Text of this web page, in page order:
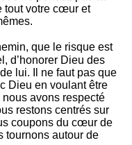
tout votre cœur et
que le risque est
d’honorer Dieu des
lui. Il ne faut pas que
Dieu en voulant être
avons respecté
restons centrés sur
coupons du cœur de
tournons autour de